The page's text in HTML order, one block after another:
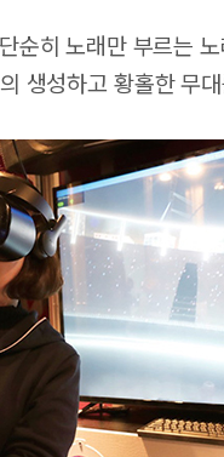
순히 노래만 부르는
생성하고 황홀한 무